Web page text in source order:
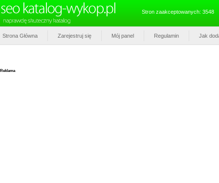
Stron zaakceptowanych: 3548
Strona Główna Zarejestruj się Mój panel Regulamin Jak
Reklama